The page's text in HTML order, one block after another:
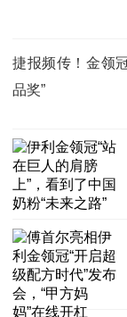
捷报频传！金领
品奖”